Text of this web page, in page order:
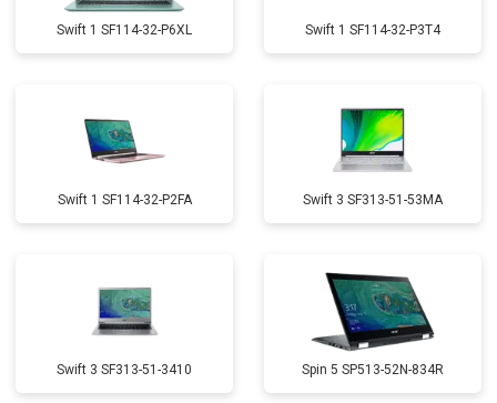
Swift 1 SF114-32-P6XL Swift 1 SF114-32-P3T4
Swift 1 SF114-32-P2FA Swift 3 SF313-51-53MA
Swift 3 SF313-51-3410 Spin 5 SP513-52N-834R